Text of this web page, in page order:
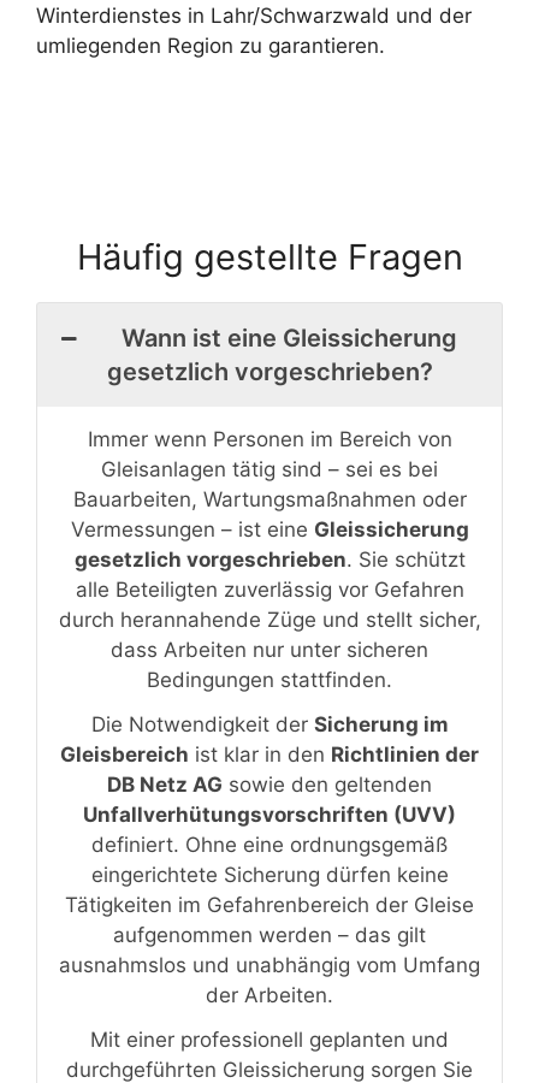
Winterdienstes in Lahr/Schwarzwald und der
umliegenden Region zu garantieren.
Häufig gestellte Fragen
Wann ist eine Gleissicherung
gesetzlich vorgeschrieben?
Immer wenn Personen im Bereich von
Gleisanlagen tätig sind – sei es bei
Bauarbeiten, Wartungsmaßnahmen oder
Vermessungen – ist eine Gleissicherung
gesetzlich vorgeschrieben. Sie schützt
alle Beteiligten zuverlässig vor Gefahren
durch herannahende Züge und stellt sicher,
dass Arbeiten nur unter sicheren
Bedingungen stattfinden.
Die Notwendigkeit der Sicherung im
Gleisbereich ist klar in den Richtlinien der
DB Netz AG sowie den geltenden
Unfallverhütungsvorschriften (UVV)
definiert. Ohne eine ordnungsgemäß
eingerichtete Sicherung dürfen keine
Tätigkeiten im Gefahrenbereich der Gleise
aufgenommen werden – das gilt
ausnahmslos und unabhängig vom Umfang
der Arbeiten.
Mit einer professionell geplanten und
durchgeführten Gleissicherung sorgen Sie